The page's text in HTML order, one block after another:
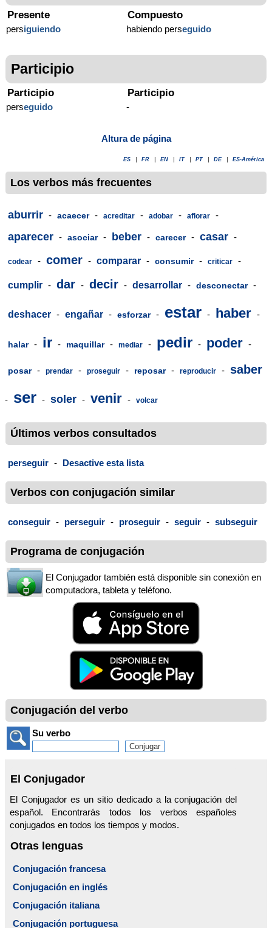
Presente
persiguiendo
Compuesto
habiendo perseguido
Participio
Participio
perseguido
Participio
-
Altura de página
ES FR EN IT PT DE ES-América
Los verbos más frecuentes
aburrir - acaecer - acreditar - adobar - aflorar -
aparecer - asociar - beber - carecer - casar -
codear - comer - comparar - consumir - criticar -
cumplir - dar - decir - desarrollar - desconectar -
deshacer - engañar - esforzar - estar - haber -
halar - ir - maquillar - mediar - pedir - poder -
posar - prendar - proseguir - reposar - reproducir - saber
- ser - soler - venir - volcar
Últimos verbos consultados
perseguir - Desactive esta lista
Verbos con conjugación similar
conseguir - perseguir - proseguir - seguir - subseguir
Programa de conjugación
El Conjugador también está disponible sin conexión en
computadora, tableta y teléfono.
Conjugación del verbo
Su verbo
El Conjugador
El Conjugador es un sitio dedicado a la conjugación del
español. Encontrarás todos los verbos españoles
conjugados en todos los tiempos y modos.
Otras lenguas
Conjugación francesa
Conjugación en inglés
Conjugación italiana
Conjugación portuguesa